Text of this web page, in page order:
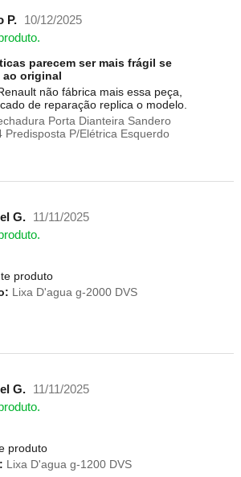
P.
10/12/2025
parecem ser mais frágil se
ao original
não fábrica mais essa peça,
de reparação replica o modelo.
Porta Dianteira Sandero
Predisposta P/Elétrica Esquerdo
G.
11/11/2025
produto
Lixa D'agua g-2000 DVS
G.
11/11/2025
produto
Lixa D'agua g-1200 DVS